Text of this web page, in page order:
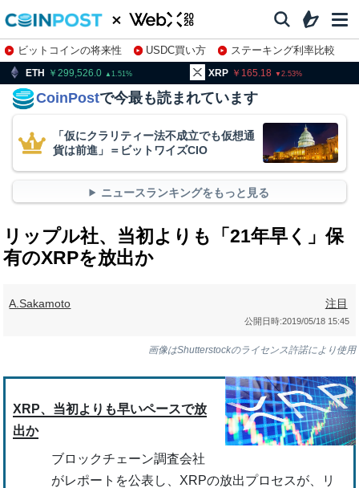
ビットコインの将来性 USDC買い方
ステーキング利率比較
株特集・関連銘柄
1.51 165.18 2.53
CoinPostで今最も読まれています
「仮にクラリティー法不成立でも仮想通
貨は前進」＝ビットワイズCIO
ニュースランキングをもっと見る
リップル社、当初よりも「21年早く」保
有のXRPを放出か
A.Sakamoto 注目
公開日時:2019/05/18 15:45
画像はShutterstockのライセンス許諾により使用
XRP、当初よりも早いペースで放
出か
ブロックチェーン調査会社
がレポートを公表し、XRPの放出プロセスが、リ